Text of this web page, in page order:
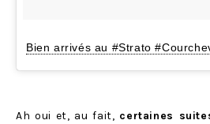
Bien arrivés au #Strato
Ah oui et, au fait, certaines